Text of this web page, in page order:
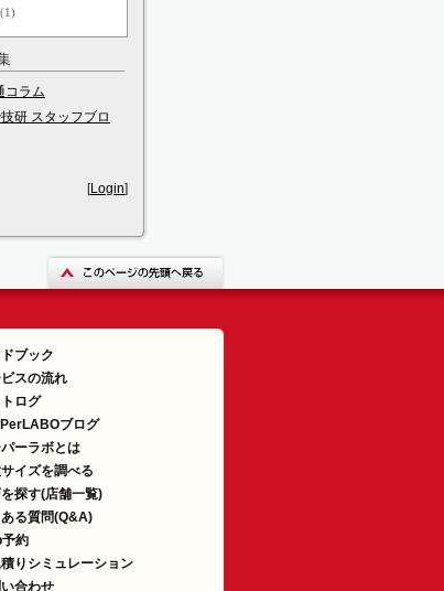
(1)
コラム
技研 スタッフブロ
[Login]
ブック
スの流れ
ログ
ブログ
ーラボとは
イズを調べる
探す(店舗一覧)
る質問(Q&A)
約
りシミュレーション
合わせ